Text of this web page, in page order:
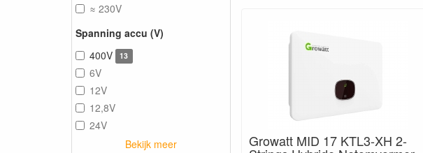
≈ 230V
Spanning accu (V)
400V
13
6V
12V
12,8V
24V
Bekijk meer
Growatt MID 17 KTL3-XH 2-